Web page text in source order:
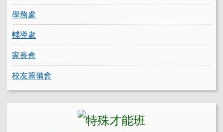
學務處
輔導處
家長會
校友籌備會